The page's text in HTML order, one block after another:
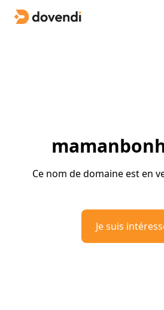
Ce nom de domaine est en
Je suis